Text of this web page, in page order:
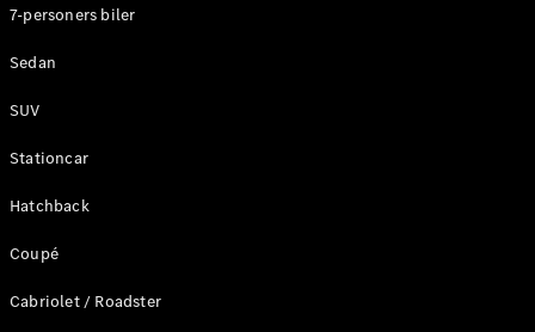
Cabriolet
AMG SL
Konfigurator
Mercedes-
7-personers biler
Sedan
SUV
Stationcar
Hatchback
Coupé
Cabriolet / Roadster